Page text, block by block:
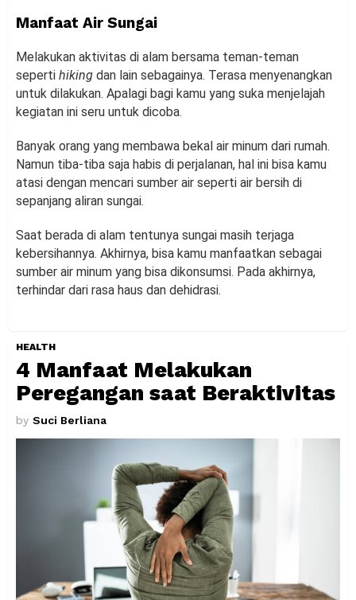
Manfaat Air Sungai
Melakukan aktivitas di alam bersama teman-teman
seperti hiking dan lain sebagainya. Terasa menyenangkan
untuk dilakukan. Apalagi bagi kamu yang suka menjelajah
kegiatan ini seru untuk dicoba.
Banyak orang yang membawa bekal air minum dari rumah.
Namun tiba-tiba saja habis di perjalanan, hal ini bisa kamu
atasi dengan mencari sumber air seperti air bersih di
sepanjang aliran sungai.
Saat berada di alam tentunya sungai masih terjaga
kebersihannya. Akhirnya, bisa kamu manfaatkan sebagai
sumber air minum yang bisa dikonsumsi. Pada akhirnya,
terhindar dari rasa haus dan dehidrasi.
HEALTH
4 Manfaat Melakukan
Peregangan saat Beraktivitas
by Suci Berliana